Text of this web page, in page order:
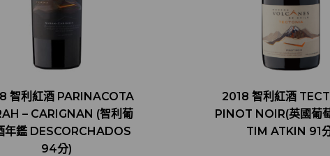
智利紅酒 PARINACOTA
– CARIGNAN (智利葡
年鑑 DESCORCHADOS
94分)
2018 智利紅酒
PINOT NOIR(英國葡
TIM ATKIN 91